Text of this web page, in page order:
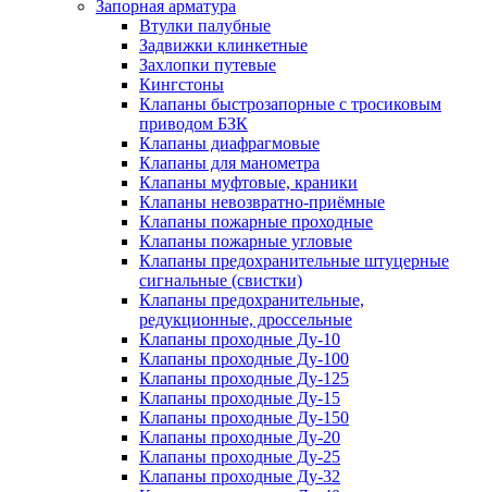
Запорная арматура
Втулки палубные
Задвижки клинкетные
Захлопки путевые
Кингстоны
Клапаны быстрозапорные с тросиковым
приводом БЗК
Клапаны диафрагмовые
Клапаны для манометра
Клапаны муфтовые, краники
Клапаны невозвратно-приёмные
Клапаны пожарные проходные
Клапаны пожарные угловые
Клапаны предохранительные штуцерные
сигнальные (свистки)
Клапаны предохранительные,
редукционные, дроссельные
Клапаны проходные Ду-10
Клапаны проходные Ду-100
Клапаны проходные Ду-125
Клапаны проходные Ду-15
Клапаны проходные Ду-150
Клапаны проходные Ду-20
Клапаны проходные Ду-25
Клапаны проходные Ду-32